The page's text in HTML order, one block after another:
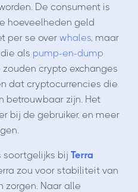
De consument is
hoeveelheden geld
per se over whales , maar
als pump-en-dump
zouden crypto exchanges
dat cryptocurrencies die
betrouwbaar zijn. Het
bij de gebruiker, en meer
soortgelijks bij Terra
zou voor stabiliteit van
zorgen. Naar alle